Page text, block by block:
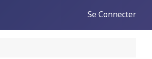
Se Connecter